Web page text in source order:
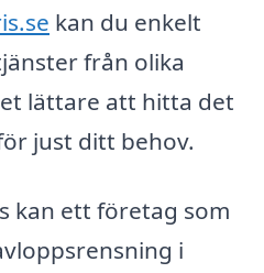
kan du enkelt
från olika
lättare att hitta det
just ditt behov.
kan ett företag som
i